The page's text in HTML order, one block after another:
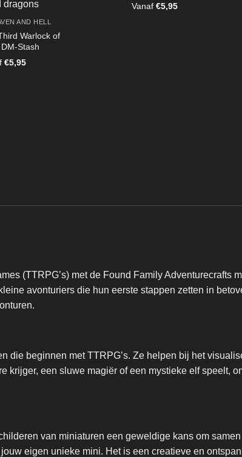
AND HELL
Warlock of
Stash
€5,95
Vanaf €5,95
(TTRPG’s) met de Found Family Adventurecrafts
avonturiers die hun eerste stappen zetten in
die beginnen met TTRPG’s. Ze helpen bij het
krijger, een sluwe magiër of een mystieke elf speelt,
van miniaturen een geweldige kans om
eigen unieke mini. Het is een creatieve en